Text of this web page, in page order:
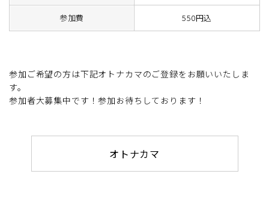
参加費 550円込
参加ご希望の方は下記オトナカマのご登録をお願いいたしま
す。
参加者大募集中です！参加お待ちしております！
オトナカマ